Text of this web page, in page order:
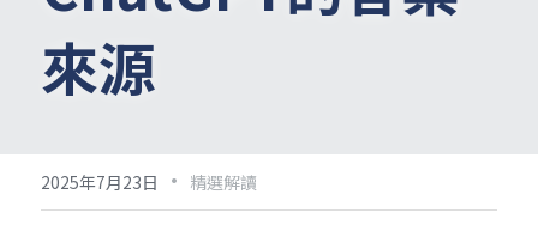
來源
2025年7月23日 · 精選解讀